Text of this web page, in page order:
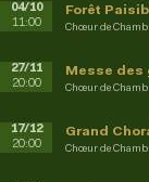
Forêt
Chœur de
04/10
11:00
Messe des
Chœur de
27/11
20:00
Grand
Chœur de
17/12
20:00